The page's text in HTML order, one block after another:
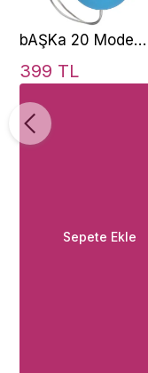
bAŞKa 20 Mode
Uzaktan Kumanda
Giyilebilir Uzaktan
Kumandalı Vibratör
399 TL
Sepete Ekle